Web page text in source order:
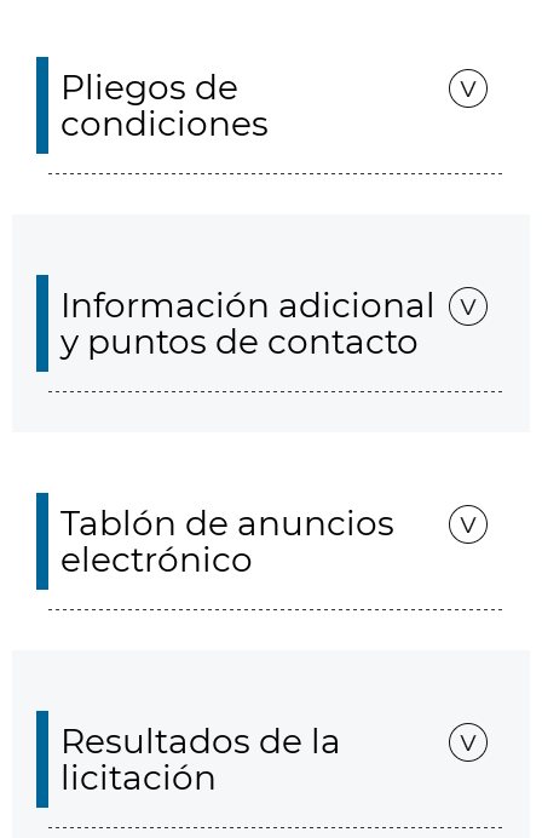
Pliegos de
condiciones
Información adicional
y puntos de contacto
Tablón de anuncios
electrónico
Resultados de la
licitación